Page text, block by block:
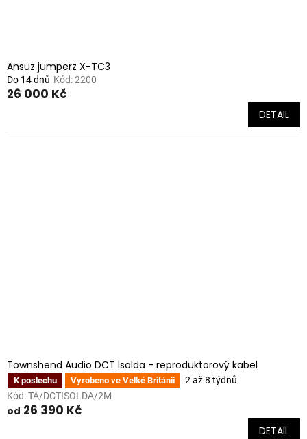
Ansuz jumperz X-TC3
Do 14 dnů Kód:2200
26 000 Kč
DETAIL
Townshend Audio DCT Isolda - reproduktorový kabel
K poslechu Vyrobeno ve Velké Británii
2 až 8 týdnů
Kód:TA/DCTISOLDA/2M
od 26 390 Kč
DETAIL